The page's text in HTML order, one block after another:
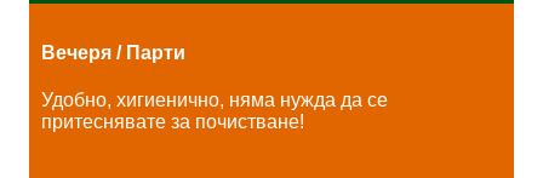
Вечеря / Парти
Удобно, хигиенично, няма нужда да се
притеснявате за почистване!